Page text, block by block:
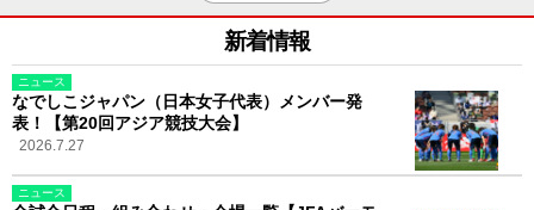
新着情報
ニュース
なでしこジャパン（日本女子代表）メンバー発
表！【第20回アジア競技大会】
2026.7.27
ニュース